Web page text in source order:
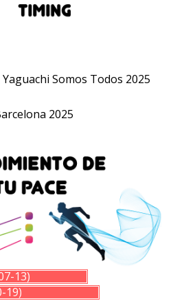
Yaguachi Somos Todos 2025
2025
13)
19)